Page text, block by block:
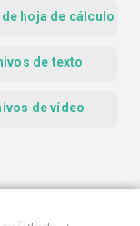
hoja de cálculo
de texto
de vídeo